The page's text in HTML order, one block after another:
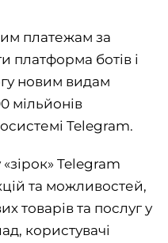
платежам за
платформа ботів і
новим видам
мільйонів
Telegram.
Telegram
та можливостей,
товарів та послуг у
користувачі